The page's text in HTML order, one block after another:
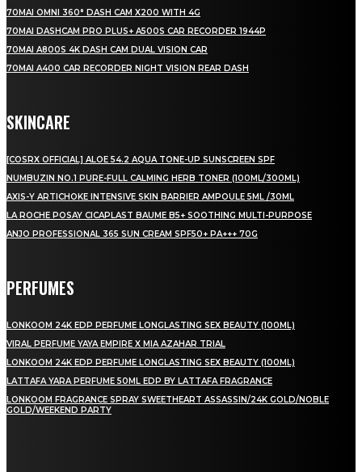
70MAI OMNI 360° DASH CAM X200 WITH 4G
70MAI DASHCAM PRO PLUS+ A500S CAR RECORDER 1944P
70MAI A800S 4K DASH CAM DUAL VISION CAR
70MAI A400 CAR RECORDER NIGHT VISION REAR DASH
SKINCARE
[COSRX OFFICIAL] ALOE 54.2 AQUA TONE-UP SUNSCREEN SPF
NUMBUZIN NO.1 PURE-FULL CALMING HERB TONER (100ML/300ML)
AXIS-Y ARTICHOKE INTENSIVE SKIN BARRIER AMPOULE 5ML /30ML
LA ROCHE POSAY CICAPLAST BAUME B5+ SOOTHING MULTI-PURPOSE
ANJO PROFESSIONAL 365 SUN CREAM SPF50+ PA+++ 70G
PERFUMES
LONKOOM 24K EDP PERFUME LONGLASTING SEX BEAUTY (100ML)
VIRAL PERFUME YAYA EMPIRE X MIA AZAHAR TRIAL
LONKOOM 24K EDP PERFUME LONGLASTING SEX BEAUTY (100ML)
LATTAFA YARA PERFUME 50ML EDP BY LATTAFA FRAGRANCE
LONKOOM FRAGRANCE SPRAY SWEETHEART ASSASSIN/24K GOLD/NOBLE
GOLD/WEEKEND PARTY